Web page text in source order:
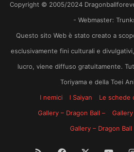
Copyright © 2005/2024
- Webmaster:
Questo sito Web è stato creato a
esclusivamente fini culturali e
lucro, viene diffuso gratuitamente.
Toriyama e della Toei
I nemici
I Saiyan
Le schede
Gallery – Dragon Ball –
Gallery – Dragon Ball